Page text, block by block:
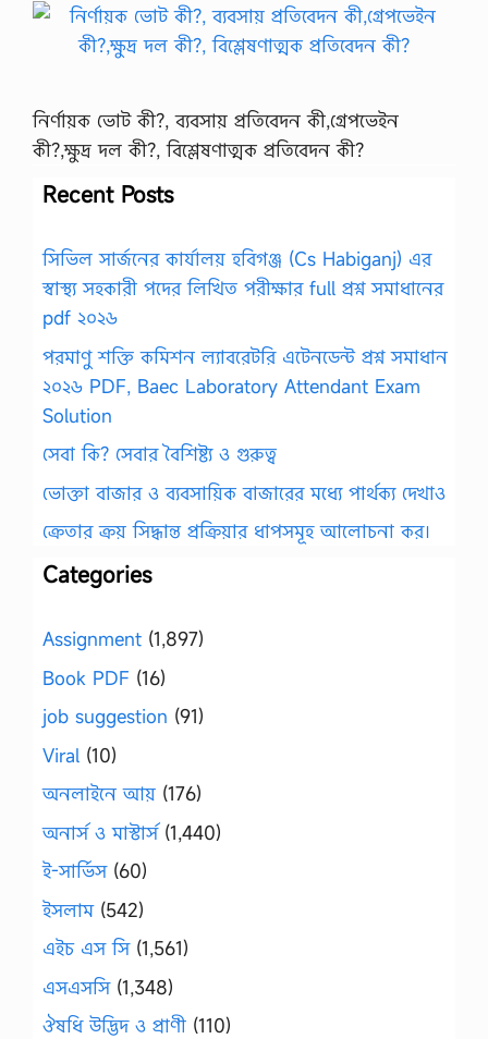
নির্ণায়ক ভোট কী?, ব্যবসায় প্রতিবেদন কী,গ্রেপভেইন
কী?,ক্ষুদ্র দল কী?, বিশ্লেষণাত্মক প্রতিবেদন কী?
Recent Posts
সিভিল সার্জনের কার্যালয় হবিগঞ্জ (Cs Habiganj) এর
স্বাস্থ্য সহকারী পদের লিখিত পরীক্ষার full প্রশ্ন সমাধানের
pdf ২০২৬
পরমাণু শক্তি কমিশন ল্যাবরেটরি এটেনডেন্ট প্রশ্ন সমাধান
২০২৬ PDF, Baec Laboratory Attendant Exam
Solution
সেবা কি? সেবার বৈশিষ্ট্য ও গুরুত্ব
ভোক্তা বাজার ও ব্যবসায়িক বাজারের মধ্যে পার্থক্য দেখাও
ক্রেতার ক্রয় সিদ্ধান্ত প্রক্রিয়ার ধাপসমূহ আলোচনা কর।
Categories
Assignment (1,897)
Book PDF (16)
job suggestion (91)
Viral (10)
অনলাইনে আয় (176)
অনার্স ও মাস্টার্স(1,440)
ই-সার্ভিস(60)
ইসলাম(542)
এইচ এস সি(1,561)
এসএসসি(1,348)
ঔষধি উদ্ভিদ ও প্রাণী (110)